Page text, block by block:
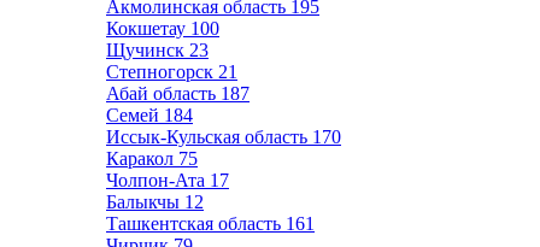
Акмолинская область 195
Кокшетау 100
Щучинск 23
Степногорск 21
Абай область 187
Семей 184
Иссык-Кульская область 170
Каракол 75
Чолпон-Ата 17
Балыкчы 12
Ташкентская область 161